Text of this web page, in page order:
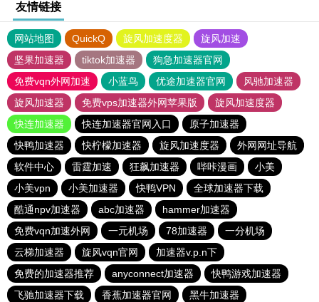
友情链接
网站地图 QuickQ 旋风加速度器
旋风加速
坚果加速器
tiktok加速器
狗急加速器官网
免费vqn外网加速
小蓝鸟 优途加速器官网
风驰加速器
旋风加速器
免费vps加速器外网苹果版
旋风加速度器
快连加速器
快连加速器官网入口
原子加速器
快鸭加速器
快柠檬加速器 旋风加速度器
外网网址导航
软件中心
雷霆加速 狂飙加速器 哔咔漫画
小美
小美vpn
小美加速器 快鸭VPN
全球加速器下载
酷通npv加速器
abc加速器
hammer加速器
免费vqn加速外网
一元机场 78加速器
一分机场
云梯加速器
旋风vqn官网
加速器v.p.n下
免费的加速器推荐
anyconnect加速器
快鸭游戏加速器
飞驰加速器下载
香蕉加速器官网
黑牛加速器